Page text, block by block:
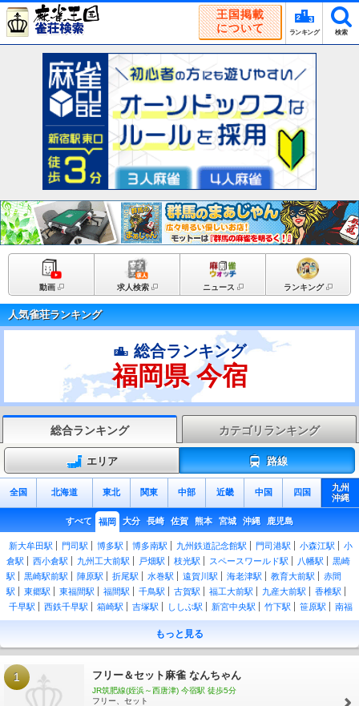
王国掲載
について
ランキング 検索
動画 求人検索 ニュース ランキング
人気雀荘ランキング
総合ランキング
福岡県 今宿
総合ランキング カテゴリランキング
エリア 路線
全国 北海道 東北 関東 中部 近畿 中国 四国
九州
沖縄
すべて 福岡 大分 長崎 佐賀 熊本 宮城 沖縄 鹿児島
新大牟田駅 門司駅 博多駅 博多南駅 九州鉄道記念館駅 門司港駅 小森江駅
小
倉駅
西小倉駅 九州工大前駅 戸畑駅 枝光駅 スペースワールド駅 八幡駅
黒崎
駅
黒崎駅前駅 陣原駅 折尾駅 水巻駅 遠賀川駅 海老津駅 教育大前駅
赤間
駅
東郷駅 東福間駅 福間駅 千鳥駅 古賀駅 福工大前駅 九産大前駅
香椎駅
千早駅
西鉄千早駅 箱崎駅 吉塚駅 ししぶ駅 新宮中央駅 竹下駅 笹原駅
南福
岡駅
春日駅 大野城駅 水城駅 都府楼南駅 二日市駅 天拝山駅 原田駅
久留米
筑後船小屋駅
駅
銀水駅 大牟田駅 南小倉駅 城野駅 安部山公園駅 下曽根駅 朽網駅
苅田
駅
小波瀬西工大前駅 南行橋駅
宇島駅
三毛門駅 吉富駅 桂川駅 筑前大分駅 九郎原駅
篠栗駅 門松駅 長者原駅 原町駅 柚須駅 姪浜駅
九大
もっと見る
1 フリー＆セット麻雀 なんちゃん
JR筑肥線(姪浜～西唐津) 今宿駅 徒歩5分
フリー、セット